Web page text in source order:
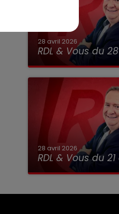
28 avril 2026
RDL & Vous du
28 avril 2026
RDL & Vous du